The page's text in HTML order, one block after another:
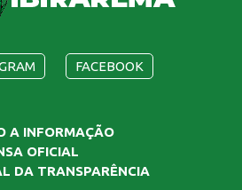
FACEBOOK
A INFORMAÇÃO
OFICIAL
DA TRANSPARÊNCIA